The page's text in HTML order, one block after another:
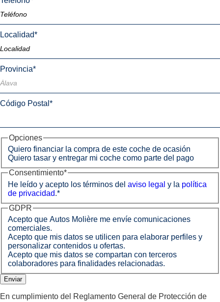
Localidad*
Provincia*
Código Postal *
Opciones
Quiero financiar la compra de este coche de ocasión
Quiero tasar y entregar mi coche como parte del pago
Consentimiento*
He leído y acepto los términos del aviso legal y la política
de privacidad.*
GDPR
Acepto que Autos Molière me envíe comunicaciones
comerciales.
Acepto que mis datos se utilicen para elaborar perfiles y
personalizar contenidos u ofertas.
Acepto que mis datos se compartan con terceros
colaboradores para finalidades relacionadas.
En cumplimiento del Reglamento General de Protección de